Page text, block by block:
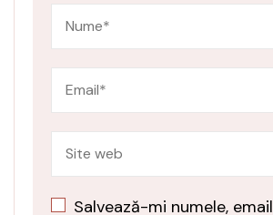
Salvează-mi numele,